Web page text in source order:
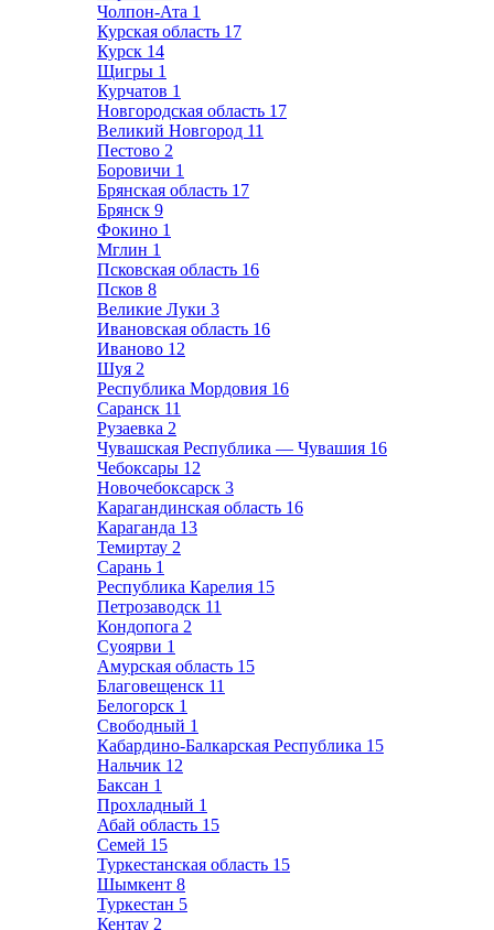
Чолпон-Ата 1
Курская область 17
Курск 14
Щигры 1
Курчатов 1
Новгородская область 17
Великий Новгород 11
Пестово 2
Боровичи 1
Брянская область 17
Брянск 9
Фокино 1
Мглин 1
Псковская область 16
Псков 8
Великие Луки 3
Ивановская область 16
Иваново 12
Шуя 2
Республика Мордовия 16
Саранск 11
Рузаевка 2
Чувашская Республика — Чувашия 16
Чебоксары 12
Новочебоксарск 3
Карагандинская область 16
Караганда 13
Темиртау 2
Сарань 1
Республика Карелия 15
Петрозаводск 11
Кондопога 2
Суоярви 1
Амурская область 15
Благовещенск 11
Белогорск 1
Свободный 1
Кабардино-Балкарская Республика 15
Нальчик 12
Баксан 1
Прохладный 1
Абай область 15
Семей 15
Туркестанская область 15
Шымкент 8
Туркестан 5
Кентау 2